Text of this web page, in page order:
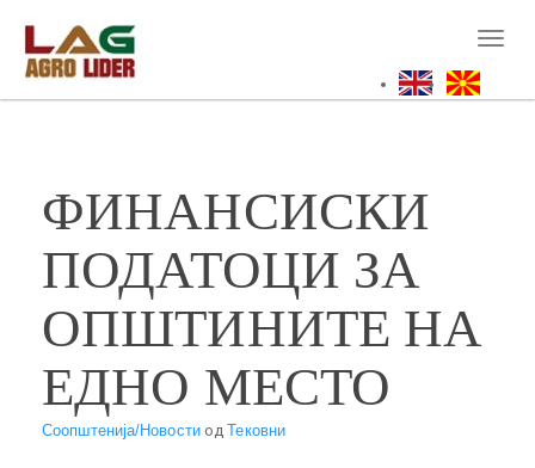
main
content
ФИНАНСИСКИ
ПОДАТОЦИ ЗА
ОПШТИНИТЕ НА
ЕДНО МЕСТО
Соопштенија/НовостиодТековни